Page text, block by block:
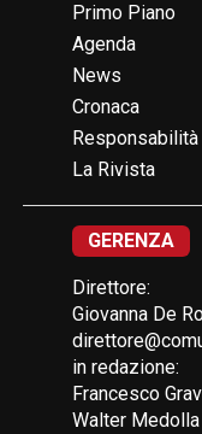
Primo Piano
Agenda
News
Cronaca
La Rivista
GERENZA
Direttore:
Giovanna De
in redazione:
Francesco
Walter Medolla